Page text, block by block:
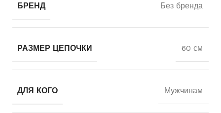
БРЕНД Без бренда
РАЗМЕР ЦЕПОЧКИ 60 см
ДЛЯ КОГО Мужчинам